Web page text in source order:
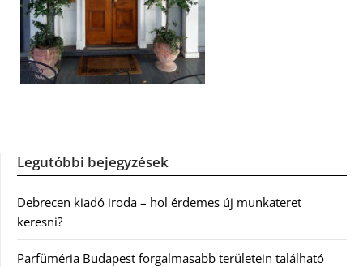
Legutóbbi bejegyzések
Debrecen kiadó iroda – hol érdemes új munkateret
keresni?
Parfüméria Budapest forgalmasabb területein található